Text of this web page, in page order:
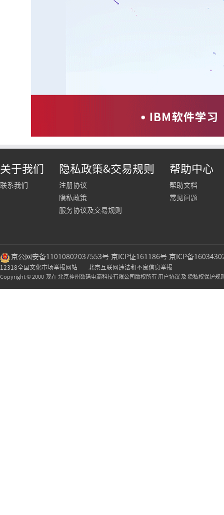
关于我们
联系我们
隐私政策&交易规则
注册协议
隐私政策
服务协议及交易规则
帮助中心
帮助文档
常见问题
京公网安备11010802037553号 京ICP证161186号 京ICP备
12318全国文化市场举报网站 北京互联网违法和不良信息举报
Copyright © 2000-现在 北京神州数码电商科技有限公司版权所有 用户协议 及 隐私权保护规